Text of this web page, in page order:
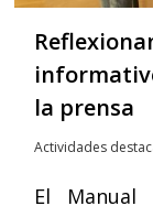
la prensa
Actividades
El